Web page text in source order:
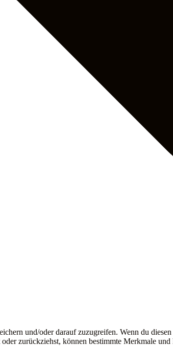
und/oder darauf zuzugreifen. Wenn du
zurückziehst, können bestimmte Merkmale